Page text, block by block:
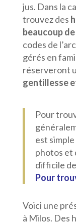
jus. Dans la
trouvez des
beaucoup
codes de
gérés en
réserveront
gentillesse
Pour
est
photos et
difficile
Pour
Voici une
à Milos. Des